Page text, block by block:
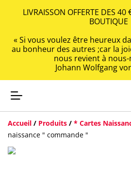
LIVRAISSON OFFERTE DES
BOUTIQUE
« Si vous voulez être heureux
au bonheur des autres ;car la
nous revient à nous-
Johann Wolfgang
Accueil / Produits / * Cartes
naissance " commande "